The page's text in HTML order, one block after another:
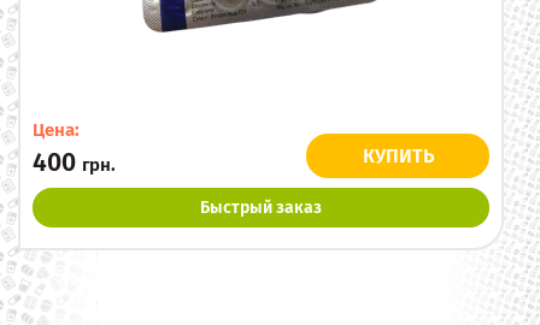
Цена:
400 грн. КУПИТЬ
Быстрый заказ